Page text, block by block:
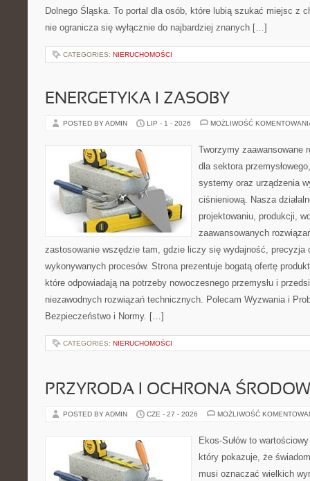
Dolnego Śląska. To portal dla osób, które lubią szukać miejsc z
nie ogranicza się wyłącznie do najbardziej znanych […]
CATEGORIES: NIERUCHOMOŚCI
ENERGETYKA I ZASOBY
POSTED BY ADMIN LIP - 1 - 2026 MOŻLIWOŚĆ
Tworzymy zaawansowane
dla sektora
systemy oraz urządzenia
ciśnieniową. Nasza
projektowaniu, produkcji,
zaawansowanych
zastosowanie wszędzie tam, gdzie liczy się wydajność, precyzja
wykonywanych procesów. Strona prezentuje bogatą ofertę
które odpowiadają na potrzeby nowoczesnego przemysłu i
niezawodnych rozwiązań technicznych. Polecam Wyzwania i
Bezpieczeństwo i Normy. […]
CATEGORIES: NIERUCHOMOŚCI
PRZYRODA I OCHRONA
POSTED BY ADMIN CZE - 27 - 2026 MOŻLIWOŚĆ
Ekos-Sułów to
który pokazuje, że
musi oznaczać wielkich